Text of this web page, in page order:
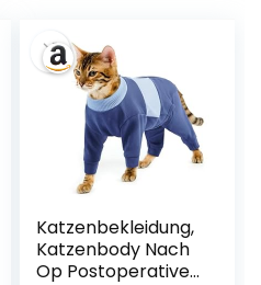
Katzenbekleidung,
Katzenbody Nach
Op Postoperative